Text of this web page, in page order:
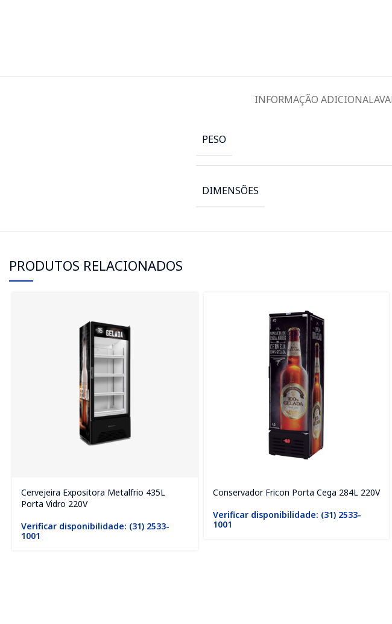
INFORMAÇÃO ADICIONAL
PESO
DIMENSÕES
PRODUTOS RELACIONADOS
Cervejeira Expositora Metalfrio 435L
Porta Vidro 220V
Verificar disponibilidade: (31) 2533-
1001
Conservador Fricon Porta Cega 284L 220V
Verificar disponibilidade: (31) 2533-
1001